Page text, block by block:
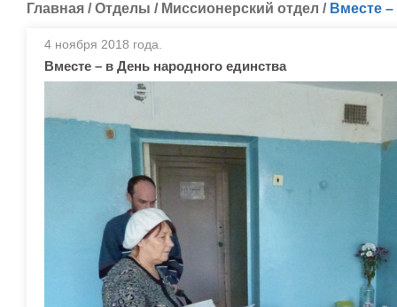
Главная /Отделы / Миссионерский отдел / Вместе
4 ноября 2018 года.
Вместе – в День народного единства